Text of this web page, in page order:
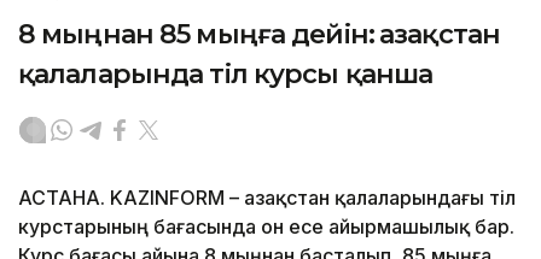
8 мыңнан 85 мыңға дейін: Қазақстан
қалаларында тіл курсы қанша
АСТАНА. KAZINFORM – Қазақстан қалаларындағы тіл
курстарының бағасында он есе айырмашылық бар.